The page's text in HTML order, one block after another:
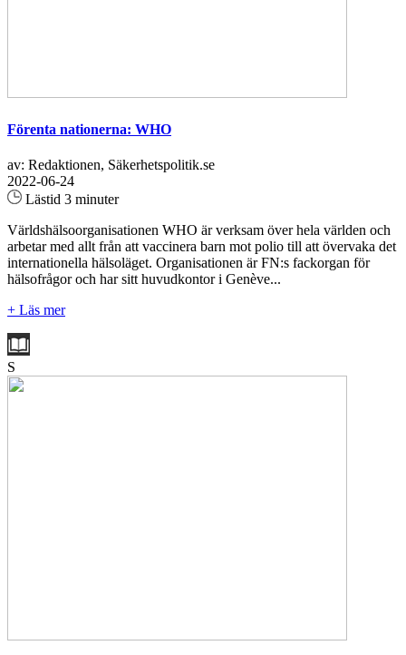
Förenta nationerna: WHO
av: Redaktionen, Säkerhetspolitik.se
2022-06-24
Lästid 3 minuter
Världshälsoorganisationen WHO är verksam över hela världen och
arbetar med allt från att vaccinera barn mot polio till att övervaka det
internationella hälsoläget. Organisationen är FN:s fackorgan för
hälsofrågor och har sitt huvudkontor i Genève...
+ Läs mer
S